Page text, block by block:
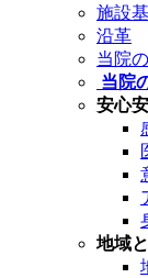
施設
沿革
当院
当院
安心
地域